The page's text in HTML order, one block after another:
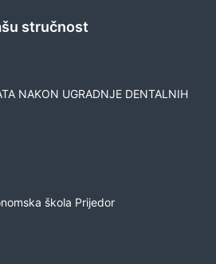
stručnost
NAKON UGRADNJE DENTALNIH
škola Prijedor